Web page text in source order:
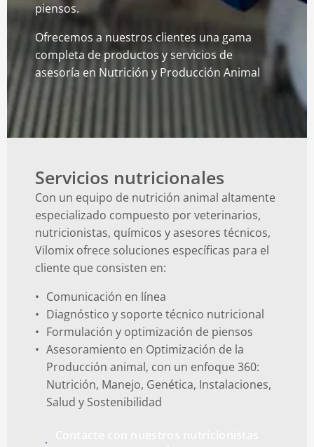
piensos.
Ofrecemos a nuestros clientes una gama
completa de productos y servicios de
asesoría en Nutrición y Producción Animal
Servicios nutricionales
Con un equipo de nutrición animal altamente
especializado compuesto por veterinarios,
nutricionistas, químicos y asesores técnicos,
Vilomix ofrece soluciones específicas para el
cliente que consisten en:
Comunicación en línea
Diagnóstico y soporte técnico nutricional
Formulación y optimización de piensos
Asesoramiento en Optimización de la
Producción animal, con un enfoque 360:
Nutrición, Manejo, Genética, Instalaciones,
Salud y Sostenibilidad